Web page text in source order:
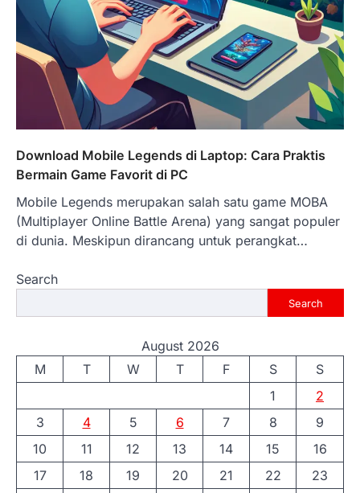
Download Mobile Legends di Laptop: Cara Praktis
Bermain Game Favorit di PC
Mobile Legends merupakan salah satu game MOBA
(Multiplayer Online Battle Arena) yang sangat populer
di dunia. Meskipun dirancang untuk perangkat…
Search
Search
August 2026
M
T W T F S
S
1
2
3
4 5 6 7 8
9
10
11 12 13 14 15
16
17
18 19 20 21 22
23